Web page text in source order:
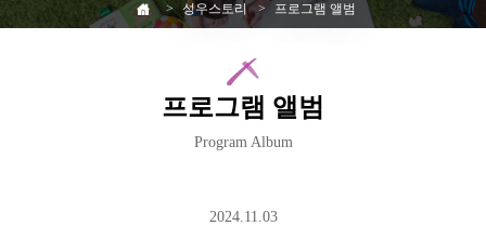
> 성우스토리 > 프로그램 앨범
프로그램 앨범
Program Album
2024.11.03